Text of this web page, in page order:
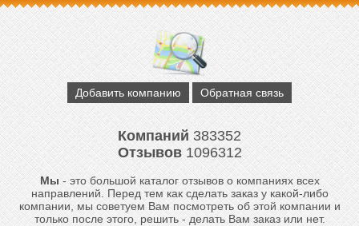
Добавить компанию Обратная связь
Компаний383352
Отзывов1096312
Мы- это большой каталог отзывов о компаниях всех
направлений. Перед тем как сделать заказ у какой-либо
компании, мы советуем Вам посмотреть об этой компании и
только после этого, решить - делать Вам заказ или нет.